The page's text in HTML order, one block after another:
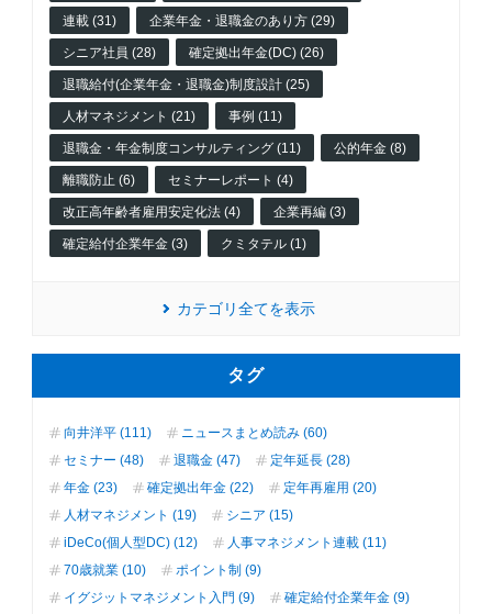
連載 (31) 企業年金・退職金のあり方 (29)
シニア社員 (28) 確定拠出年金(DC) (26)
退職給付(企業年金・退職金)制度設計 (25)
人材マネジメント (21) 事例 (11)
退職金・年金制度コンサルティング (11) 公的年金 (8)
離職防止 (6) セミナーレポート (4)
改正高年齢者雇用安定化法 (4) 企業再編 (3)
確定給付企業年金 (3) クミタテル (1)
カテゴリ全てを表示
タグ
向井洋平 (111)
ニュースまとめ読み (60)
セミナー (48)
退職金 (47)
定年延長 (28)
年金 (23)
確定拠出年金 (22)
定年再雇用 (20)
人材マネジメント (19)
シニア (15)
iDeCo(個人型DC) (12)
人事マネジメント連載 (11)
70歳就業 (10)
ポイント制 (9)
イグジットマネジメント入門 (9)
確定給付企業年金 (9)